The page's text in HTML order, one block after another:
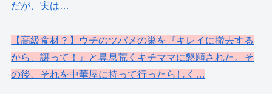
だが、実は…
【高級食材？】ウチのツバメの巣を『キレイに撤去する
から、譲って！』と鼻息荒くキチママに懇願された。そ
の後、それを中華屋に持って行ったらしく…